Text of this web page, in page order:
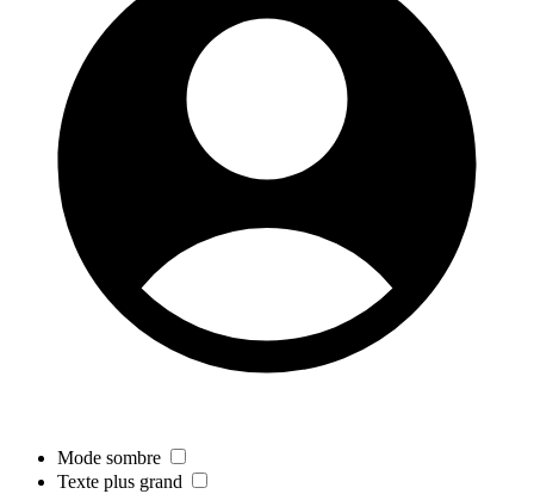
Mode sombre
Texte plus grand